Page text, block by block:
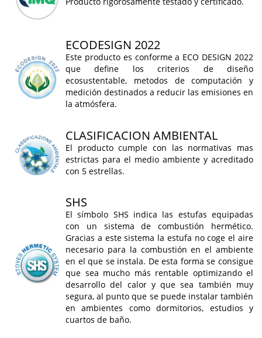
ECODESIGN 2022
Este producto es conforme a ECO DESIGN 2022
que define los criterios de diseño
ecosustentable, metodos de computación y
medición destinados a reducir las emisiones en
la atmósfera.
CLASIFICACION AMBIENTAL
El producto cumple con las normativas mas
estrictas para el medio ambiente y acreditado
con 5 estrellas.
SHS
El símbolo SHS indica las estufas equipadas
con un sistema de combustión hermético.
Gracias a este sistema la estufa no coge el aire
necesario para la combustión en el ambiente
en el que se instala. De esta forma se consigue
que sea mucho más rentable optimizando el
desarrollo del calor y que sea también muy
segura, al punto que se puede instalar también
en ambientes como dormitorios, estudios y
cuartos de baño.